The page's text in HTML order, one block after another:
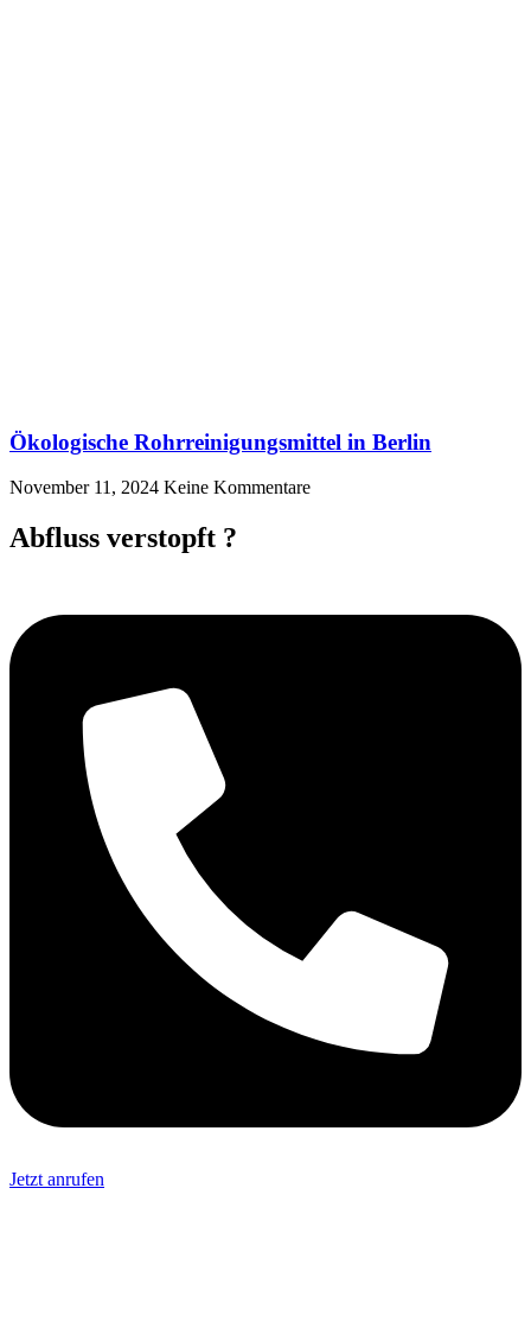
Ökologische Rohrreinigungsmittel in Berlin
November 11, 2024 Keine Kommentare
Abfluss verstopft ?
Jetzt anrufen